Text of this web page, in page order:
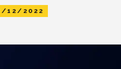
12/2022